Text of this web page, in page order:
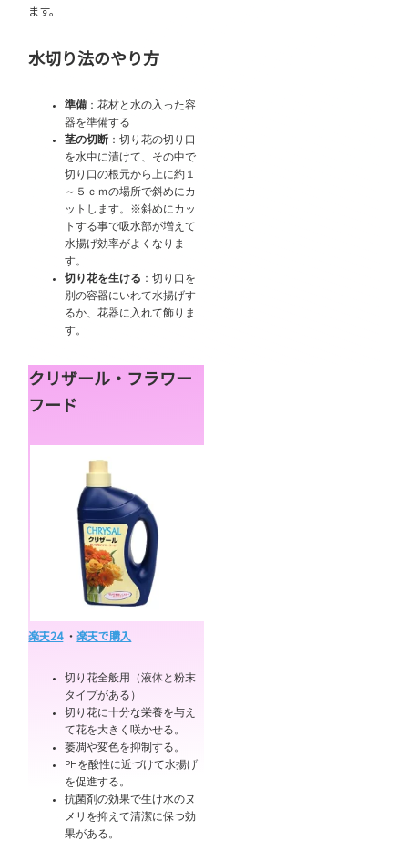
ます。
水切り法のやり方
準備 ：花材と水の入った容
器を準備する
茎の切断 ：切り花の切り口
を水中に漬けて、その中で
切り口の根元から上に約１
～５ｃｍの場所で斜めにカ
ットします。※斜めにカッ
トする事で吸水部が増えて
水揚げ効率がよくなりま
す。
切り花を生ける ：切り口を
別の容器にいれて水揚げす
るか、花器に入れて飾りま
す。
クリザール・フラワー
フード
楽天24・楽天で購入
切り花全般用（液体と粉末
タイプがある）
切り花に十分な栄養を与え
て花を大きく咲かせる。
萎凋や変色を抑制する。
PHを酸性に近づけて水揚げ
を促進する。
抗菌剤の効果で生け水のヌ
メリを抑えて清潔に保つ効
果がある。